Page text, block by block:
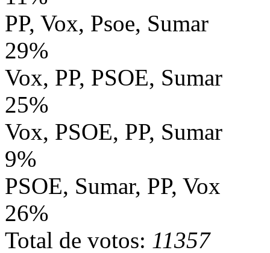
PP, Vox, Psoe, Sumar
29%
Vox, PP, PSOE, Sumar
25%
Vox, PSOE, PP, Sumar
9%
PSOE, Sumar, PP, Vox
26%
Total de votos: 11357